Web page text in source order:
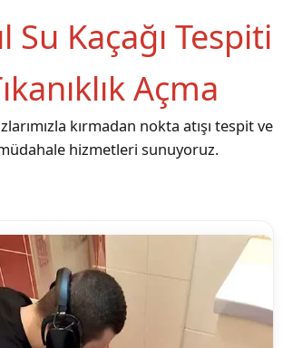
Kaçağı Tespiti
Açma
kırmadan nokta atışı tespit ve
hizmetleri sunuyoruz.